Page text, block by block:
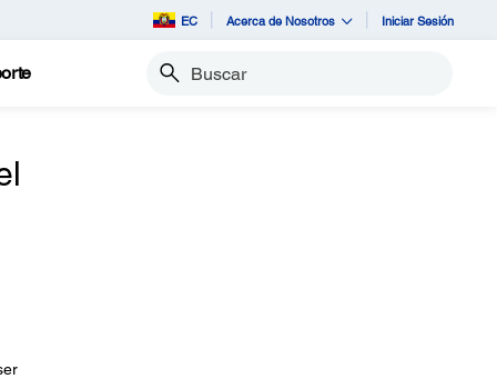
EC Acerca de Nosotros Iniciar Sesión
Buscar